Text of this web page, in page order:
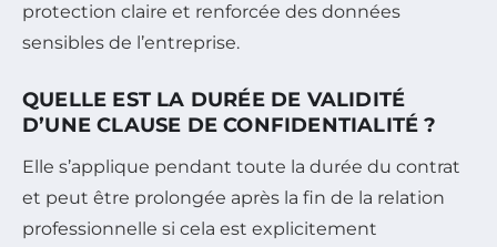
protection claire et renforcée des données
sensibles de l’entreprise.
QUELLE EST LA DURÉE DE VALIDITÉ
D’UNE CLAUSE DE CONFIDENTIALITÉ ?
Elle s’applique pendant toute la durée du contrat
et peut être prolongée après la fin de la relation
professionnelle si cela est explicitement